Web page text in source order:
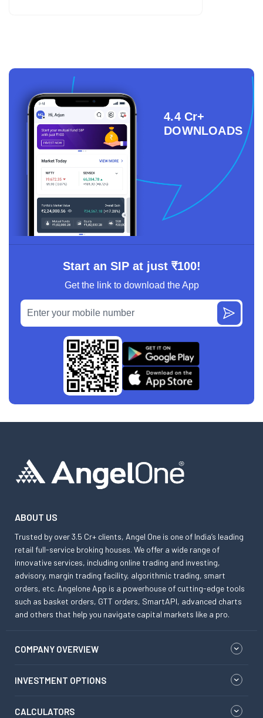
4.4 Cr+
DOWNLOADS
Start an SIP at just ₹100!
Get the link to download the App
ABOUT US
Trusted by over 3.5 Cr+ clients, Angel One is one of India’s leading
retail full-service broking houses. We offer a wide range of
innovative services, including online trading and investing,
advisory, margin trading facility, algorithmic trading, smart
orders, etc. Angelone App is a powerhouse of cutting-edge tools
such as basket orders, GTT orders, SmartAPI, advanced charts
and others that help you navigate capital markets like a pro.
COMPANY OVERVIEW
INVESTMENT OPTIONS
CALCULATORS